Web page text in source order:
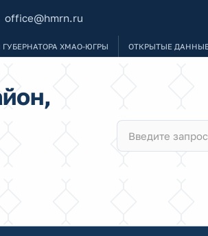
office@hmrn.ru
ХМАО-ЮГРЫ ОТКРЫТЫЕ